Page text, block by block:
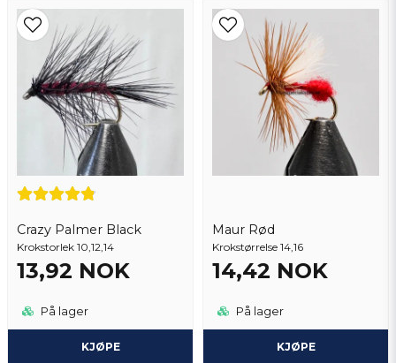
Crazy Palmer Black
Krokstorlek 10,12,14
13,92 NOK
På lager
KJØPE
Maur Rød
Krokstørrelse 14,16
14,42 NOK
På lager
KJØPE